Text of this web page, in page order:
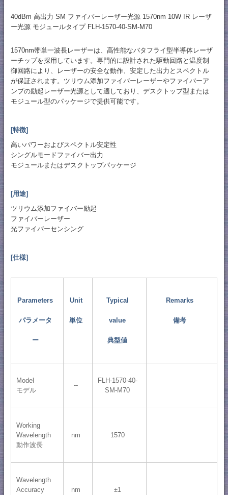
40dBm 高出力 SM ファイバーレーザー光源 1570nm 10W IR レーザ
ー光源 モジュールタイプ FLH-1570-40-SM-M70
1570nm帯単一波長レーザーは、高性能なバタフライ型半導体レーザ
ーチップを採用しています。専門的に設計された駆動回路と温度制
御回路により、レーザーの安全な動作、安定した出力とスペクトル
が保証されます。ツリウム添加ファイバーレーザーやファイバーア
ンプの励起レーザー光源として適しており、デスクトップ型または
モジュール型のパッケージで提供可能です。
[特徴]
高いパワーおよびスペクトル安定性
シングルモードファイバー出力
モジュールまたはデスクトップパッケージ
[用途]
ツリウム添加ファイバー励起
ファイバーレーザー
光ファイバーセンシング
[仕様]
Parameters
パラメータ
ー
Unit
単位
Typical
value
典型値
Remarks
備考
Model
モデル
--
FLH-1570-40-
SM-M70
Working
Wavelength
動作波長
nm 1570
Wavelength
Accuracy
nm ±1